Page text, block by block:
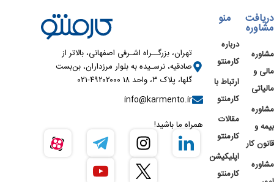
دریافت
مشاوره
مشاوره
مالی و
مالیاتی
مشاوره
بیمه و
قانون کار
مشاوره
منو
درباره
کارمنتو
ارتباط با
کارمنتو
مقالات
کارمنتو
اپلیکیشن
کارمنتو
تهران، بزرگــراه اشـرفی اصفهانی، بالاتر از
صادقیه، نرسـیده به بلوار مرزداران، بن‌بست
گلها، پلاک ۳، واحد ۱۸ ۴۹۲۰۲۰۰۰-۰۲۱
info@karmento.ir
همراه ما باشید!